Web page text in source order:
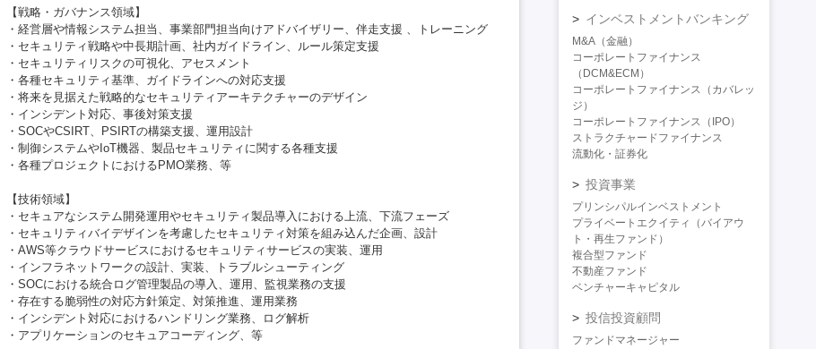
【戦略・ガバナンス領域】
・経営層や情報システム担当、事業部門担当向けアドバイザリー、伴走支援 、トレーニング
・セキュリティ戦略や中長期計画、社内ガイドライン、ルール策定支援
・セキュリティリスクの可視化、アセスメント
・各種セキュリティ基準、ガイドラインへの対応支援
・将来を見据えた戦略的なセキュリティアーキテクチャーのデザイン
・インシデント対応、事後対策支援
・SOCやCSIRT、PSIRTの構築支援、運用設計
・制御システムやIoT機器、製品セキュリティに関する各種支援
・各種プロジェクトにおけるPMO業務、等
【技術領域】
・セキュアなシステム開発運用やセキュリティ製品導入における上流、下流フェーズ
・セキュリティバイデザインを考慮したセキュリティ対策を組み込んだ企画、設計
・AWS等クラウドサービスにおけるセキュリティサービスの実装、運用
・インフラネットワークの設計、実装、トラブルシューティング
・SOCにおける統合ログ管理製品の導入、運用、監視業務の支援
・存在する脆弱性の対応方針策定、対策推進、運用業務
・インシデント対応におけるハンドリング業務、ログ解析
・アプリケーションのセキュアコーディング、等
インベストメントバンキング
M&A（金融）
コーポレートファイナンス
（DCM&ECM）
コーポレートファイナンス（カバレッ
ジ）
コーポレートファイナンス（IPO）
ストラクチャードファイナンス
流動化・証券化
投資事業
プリンシパルインベストメント
プライベートエクイティ（バイアウ
ト・再生ファンド）
複合型ファンド
不動産ファンド
ベンチャーキャピタル
投信投資顧問
ファンドマネージャー